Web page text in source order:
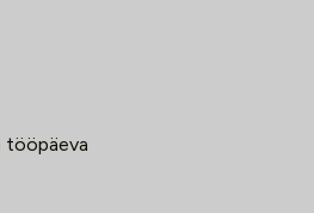
tööpäeva